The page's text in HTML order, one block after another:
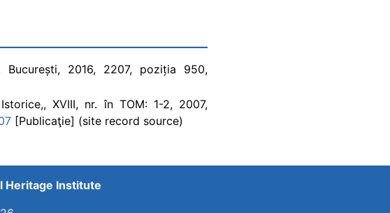
București, 2016, 2207, poziția 950,
XVIII, nr. în TOM: 1-2, 2007,
[Publicaţie] (site record source)
Heritage Institute